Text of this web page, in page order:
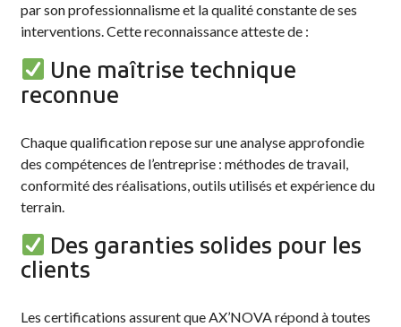
par son professionnalisme et la qualité constante de ses
interventions. Cette reconnaissance atteste de :
Une maîtrise technique
reconnue
Chaque qualification repose sur une analyse approfondie
des compétences de l’entreprise : méthodes de travail,
conformité des réalisations, outils utilisés et expérience du
terrain.
Des garanties solides pour les
clients
Les certifications assurent que AX’NOVA répond à toutes